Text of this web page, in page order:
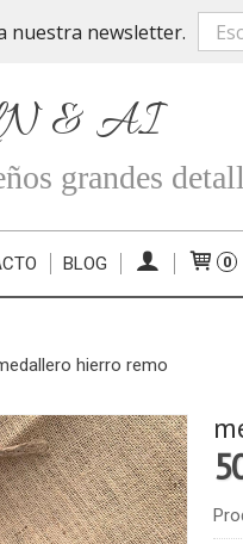
nuestra newsletter.
& AI
grandes
BLOG 0
hierro remo